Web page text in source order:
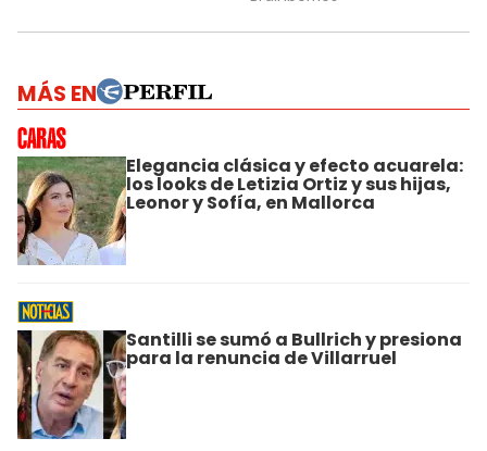
MÁS EN
Elegancia clásica y efecto acuarela:
los looks de Letizia Ortiz y sus hijas,
Leonor y Sofía, en Mallorca
Santilli se sumó a Bullrich y presiona
para la renuncia de Villarruel